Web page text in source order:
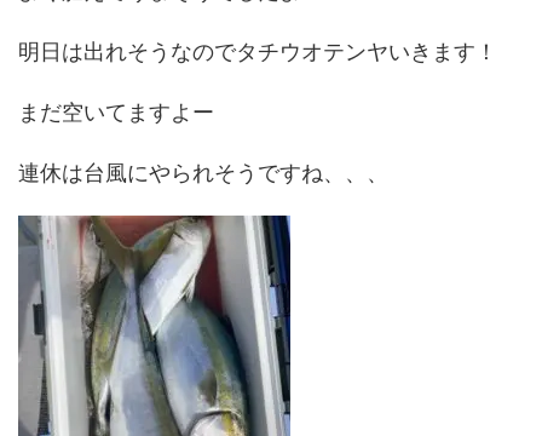
明日は出れそうなのでタチウオテンヤいきます！
まだ空いてますよー
連休は台風にやられそうですね、、、